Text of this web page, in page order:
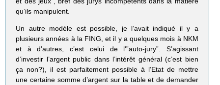
qu’ils manipulent.
Un autre modèle est possible, je l’avait indiqué il y a
plusieurs années à la FING, et il y a quelques mois à NKM
et à d’autres, c’est celui de l'”auto-jury”. S’agissant
d’investir l’argent public dans l’intérêt général (c’est bien
ça non?), il est parfaitement possible à l’Etat de mettre
une certaine somme d’argent sur la table et de demander